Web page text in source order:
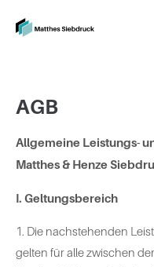
AGB
Allgemeine Leistungs-
Matthes & Henze
I. Geltungsbereich
1. Die nachstehenden
gelten für alle zwischen